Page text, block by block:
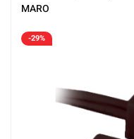
MARO
-29%